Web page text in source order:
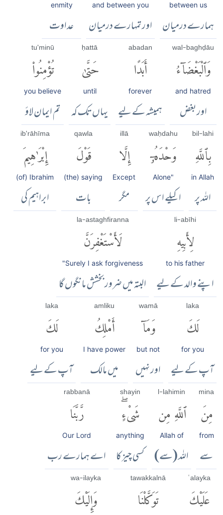
between us
ہمارے درمیان
and between you
اور تمہارے درمیان
enmity
عداوت
wal-baghḍāu
وَٱلْبَغْضَآءُ
and hatred
اور بغض
abadan
أَبَدًا
forever
ہمیشہ کے لیے
ḥattā
حَتَّىٰ
until
یہاں تک کہ
tu'minū
تُؤْمِنُوا۟
you believe
تم ایمان لاؤ
bil-lahi
بِٱللَّهِ
in Allah
اللہ پر
waḥdahu
وَحْدَهُۥٓ
Alone"
اکیلے اس پر
illā
إِلَّا
Except
مگر
qawla
قَوْلَ
(the) saying
بات
ib'rāhīma
إِبْرَٰهِيمَ
(of) Ibrahim
ابراہیم کی
li-abīhi
لِأَبِيهِ
to his father
اپنے والد کے لیے
la-astaghfiranna
لَأَسْتَغْفِرَنَّ
"Surely I ask forgiveness
البتہ میں ضرور بخشش مانگوں گا
laka
لَكَ
for you
آپ کے لیے
wamā
وَمَآ
but not
اور نہیں
amliku
أَمْلِكُ
I have power
میں مالک
laka
لَكَ
for you
آپ کے لیے
mina
مِنَ
from
سے
l-lahi min
ٱللَّهِ مِن
Allah of
اللہ (سے)
shayin
شَىْءٍۖ
anything
کسی چیز کا
rabbanā
رَّبَّنَا
Our Lord
اے ہمارے رب
ʿalayka
عَلَيْكَ
tawakkalnā
تَوَكَّلْنَا
wa-ilayka
وَإِلَيْكَ